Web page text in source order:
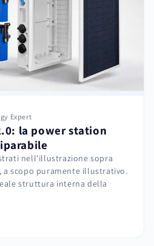
Expert
la power station
nell'illustrazione sopra
scopo puramente illustrativo.
struttura interna della